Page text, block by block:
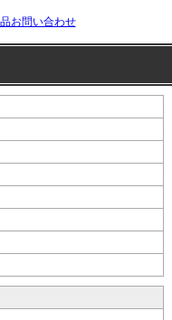
お問い合わせ